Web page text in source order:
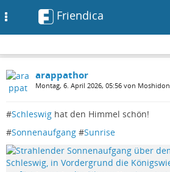
Friendica
arappathor
Montag, 6. April 2026, 05:56 von Moshidon
#Schleswig hat den Himmel schön!
#Sonnenaufgang #Sunrise